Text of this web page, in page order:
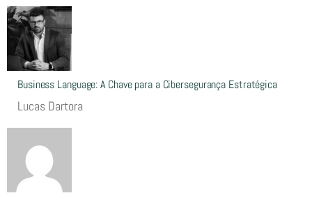
Business Language: A Chave para a Cibersegurança Estratégica
Lucas Dartora